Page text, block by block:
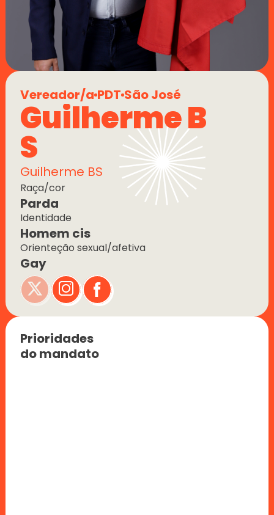
Vereador/a PDT São José
Guilherme B
S
Guilherme BS
Parda
Raça/cor
Homem cis
Identidade
Gay
Orienteção sexual/afetiva
Prioridades
do mandato